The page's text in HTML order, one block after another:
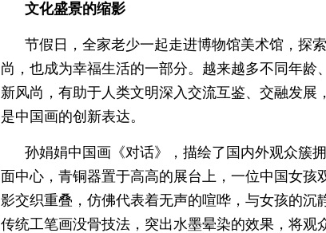
文化盛景的缩影
节假日，全家老少一起走进博物馆美术馆，探
尚，也成为幸福生活的一部分。越来越多不同年
新风尚，有助于人类文明深入交流互鉴、交融发
是中国画的创新表达。
孙娟娟中国画《对话》，描绘了国内外观众簇
面中心，青铜器置于高高的展台上，一位中国女
影交织重叠，仿佛代表着无声的喧哗，与女孩的
传统工笔画没骨技法，突出水墨晕染的效果，将